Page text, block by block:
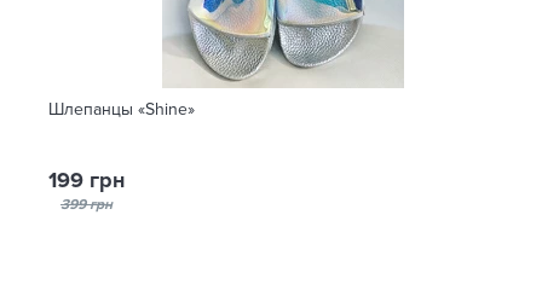
Шлепанцы «Shine»
199 грн
399 грн